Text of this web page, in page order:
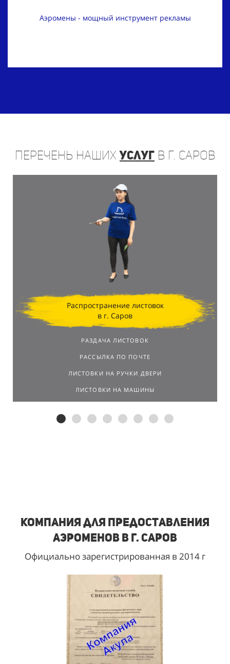
Аэромены - мощный инструмент рекламы
Перечень нашихуслуг в г. Саров
Распространение листовок
в г. Саров
РАЗДАЧА ЛИСТОВОК
РАССЫЛКА ПО ПОЧТЕ
ЛИСТОВКИ НА РУЧКИ ДВЕРИ
ЛИСТОВКИ НА МАШИНЫ
Компания для предоставления
аэроменов в г. Саров
Официально зарегистрированная в 2014 г